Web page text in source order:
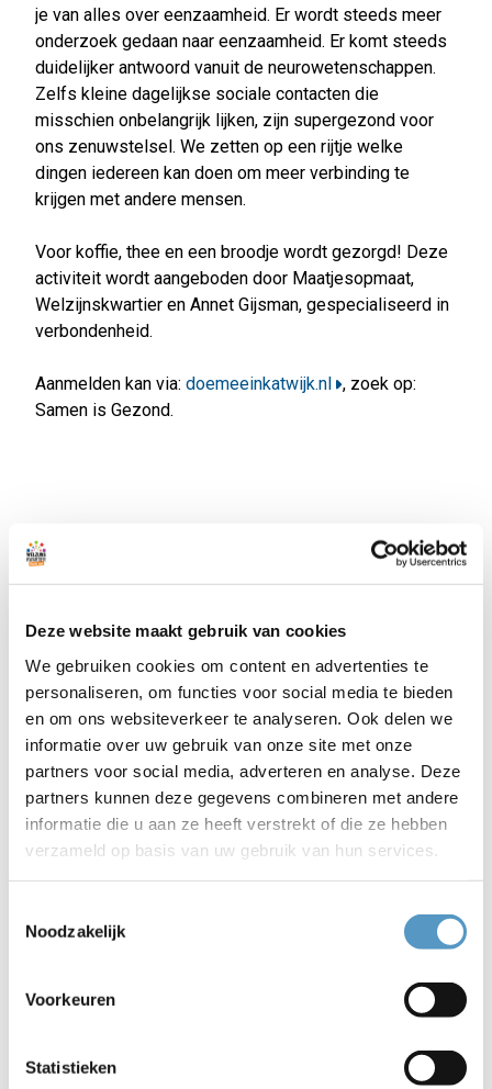
Deze website maakt gebruik van cookies
We gebruiken cookies om content en advertenties te
personaliseren, om functies voor social media te bieden
en om ons websiteverkeer te analyseren. Ook delen we
informatie over uw gebruik van onze site met onze
partners voor social media, adverteren en analyse. Deze
partners kunnen deze gegevens combineren met andere
informatie die u aan ze heeft verstrekt of die ze hebben
verzameld op basis van uw gebruik van hun services.
Noodzakelijk
Voorkeuren
Statistieken
je van alles over eenzaamheid. Er wordt steeds meer
onderzoek gedaan naar eenzaamheid. Er komt steeds
duidelijker antwoord vanuit de neurowetenschappen.
Zelfs kleine dagelijkse sociale contacten die
misschien onbelangrijk lijken, zijn supergezond voor
ons zenuwstelsel. We zetten op een rijtje welke
dingen iedereen kan doen om meer verbinding te
krijgen met andere mensen.
Voor koffie, thee en een broodje wordt gezorgd! Deze
activiteit wordt aangeboden door Maatjesopmaat,
Welzijnskwartier en Annet Gijsman, gespecialiseerd in
verbondenheid.
Aanmelden kan via: doemeeinkatwijk.nl , zoek op:
Samen is Gezond.
veel te bieden! Wat precies? Dat laten zij zien op het
Doe Mee Festival op 9 september 10:00-16:00 uur op